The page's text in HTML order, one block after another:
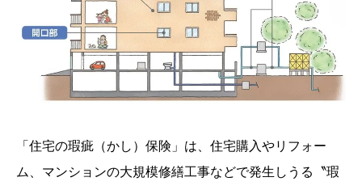
「住宅の瑕疵（かし）保険」は、住宅購入やリフォー
ム、マンションの大規模修繕工事などで発生しうる〝瑕